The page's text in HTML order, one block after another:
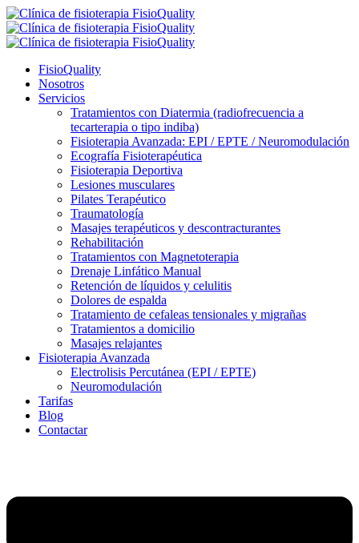
FisioQuality
Nosotros
Servicios
Tratamientos con Diatermia (radiofrecuencia a
tecarterapia o tipo indiba)
Fisioterapia Avanzada: EPI / EPTE / Neuromodulación
Ecografía Fisioterapéutica
Fisioterapia Deportiva
Lesiones musculares
Pilates Terapéutico
Traumatología
Masajes terapéuticos y descontracturantes
Rehabilitación
Tratamientos con Magnetoterapia
Drenaje Linfático Manual
Retención de líquidos y celulitis
Dolores de espalda
Tratamiento de cefaleas tensionales y migrañas
Tratamientos a domicilio
Masajes relajantes
Fisioterapia Avanzada
Electrolisis Percutánea (EPI / EPTE)
Neuromodulación
Tarifas
Blog
Contactar